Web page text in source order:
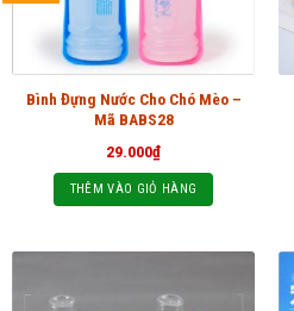
Bình Đựng Nước Cho Chó Mèo –
Mã BABS28
29.000₫
THÊM VÀO GIỎ HÀNG